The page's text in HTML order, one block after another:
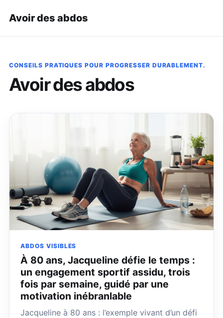
Avoir des abdos
CONSEILS PRATIQUES POUR PROGRESSER DURABLEMENT.
Avoir des abdos
ABDOS VISIBLES
À 80 ans, Jacqueline défie le temps :
un engagement sportif assidu, trois
fois par semaine, guidé par une
motivation inébranlable
Jacqueline à 80 ans : l’exemple vivant d’un défi